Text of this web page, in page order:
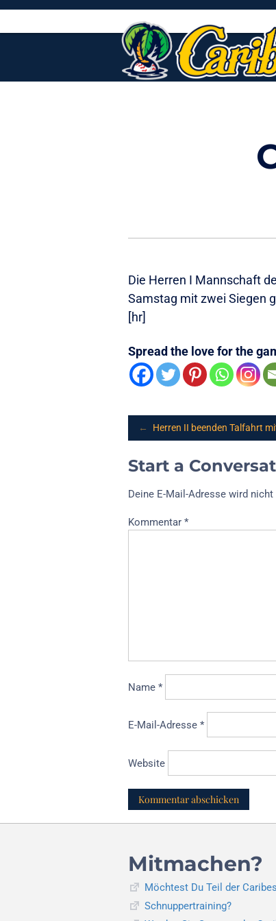
Skip
content
Die Herren I Mannschaft
Samstag mit zwei Siegen
[hr]
Spread the love for the
Post
navigation
← Herren II beenden Talfahrt
Start a
Deine E-Mail-Adresse wird
Kommentar *
Name *
E-Mail-Adresse *
Website
Mitmachen?
Möchtest Du Teil der
Schnuppertraining?